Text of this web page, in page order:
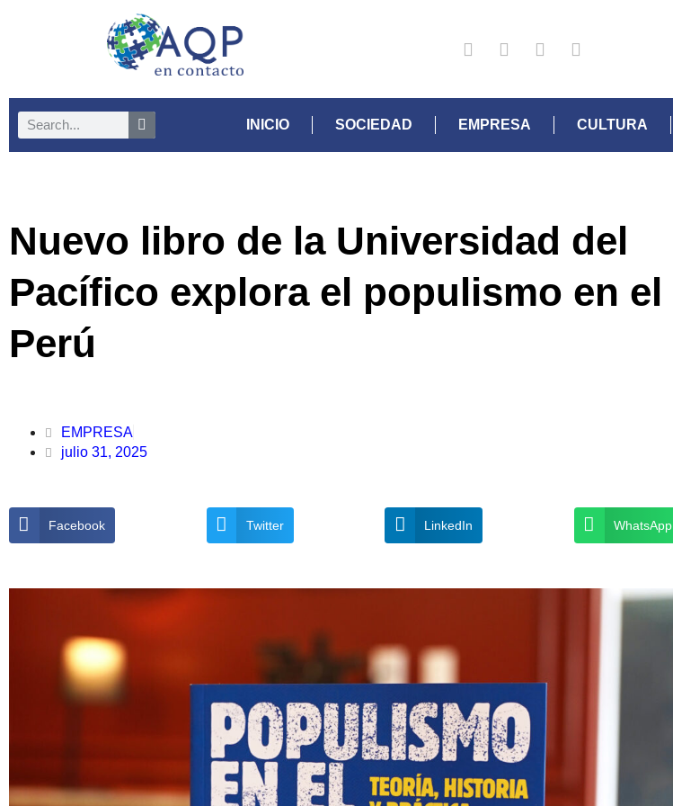
INICIO SOCIEDAD EMPRESA CULTURA
Nuevo libro de la Universidad del
Pacífico explora el populismo en el
Perú
EMPRESA
julio 31, 2025
Facebook Twitter LinkedIn WhatsApp